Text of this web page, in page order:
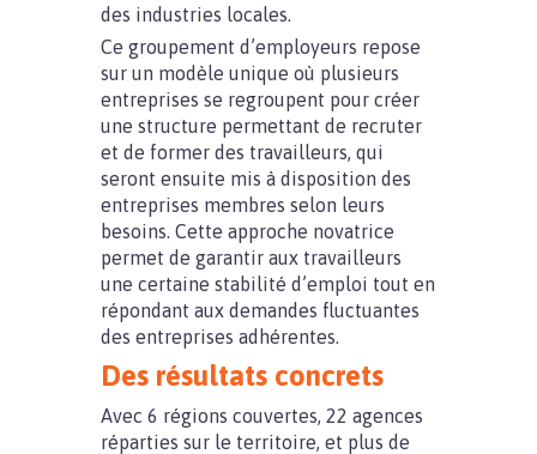
des industries locales.
Ce groupement d’employeurs repose
sur un modèle unique où plusieurs
entreprises se regroupent pour créer
une structure permettant de recruter
et de former des travailleurs, qui
seront ensuite mis à disposition des
entreprises membres selon leurs
besoins. Cette approche novatrice
permet de garantir aux travailleurs
une certaine stabilité d’emploi tout en
répondant aux demandes fluctuantes
des entreprises adhérentes.
Des résultats concrets
Avec 6 régions couvertes, 22 agences
réparties sur le territoire, et plus de